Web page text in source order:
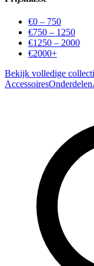
€0 – 750
€750 – 1250
€1250 – 2000
€2000+
Bekijk volledige
AccessoiresOnderdelen